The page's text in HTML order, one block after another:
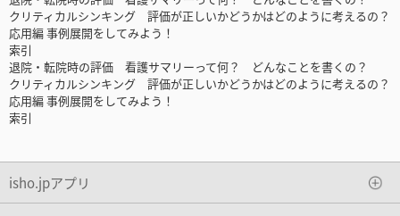
クリティカルシンキング 評価が正しいかどうかはどのように考えるの？
応用編 事例展開をしてみよう！
索引
退院・転院時の評価 看護サマリーって何？ どんなことを書くの？
クリティカルシンキング 評価が正しいかどうかはどのように考えるの？
応用編 事例展開をしてみよう！
索引
isho.jpアプリ